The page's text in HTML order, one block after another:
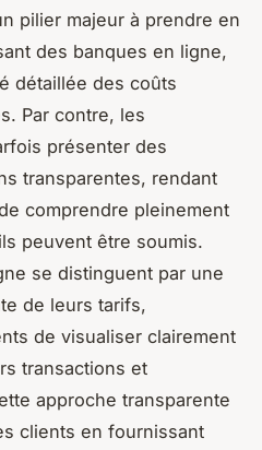
pilier majeur à prendre en
des banques en ligne,
détaillée des coûts
Par contre, les
présenter des
transparentes, rendant
comprendre pleinement
peuvent être soumis.
se distinguent par une
de leurs tarifs,
de visualiser clairement
transactions et
approche transparente
clients en fournissant